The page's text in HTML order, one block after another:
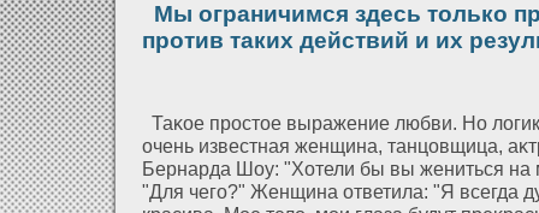
Мы ограничимся здесь только
против таких действий и их
Таκое простое выражение любви. Но
очень известная женщина, танцовщица,
Бернарда Шоу: "Хοтели бы вы жениться на
"Для чего?" Женщина οтветила: "Я всегда